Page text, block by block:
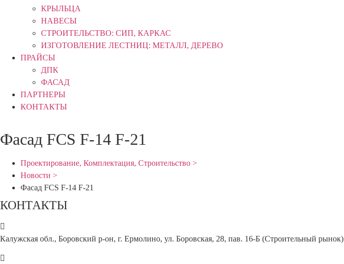
КРЫЛЬЦА
НАВЕСЫ
СТРОИТЕЛЬСТВО: СИП, КАРКАС
ИЗГОТОВЛЕНИЕ ЛЕСТНИЦ: МЕТАЛЛ, ДЕРЕВО
ПРАЙСЫ
ДПК
ФАСАД
ПАРТНЕРЫ
КОНТАКТЫ
Фасад FCS F-14 F-21
Проектирование, Комплектация, Строительство >
Новости >
Фасад FCS F-14 F-21
КОНТАКТЫ
Калужская обл., Боровский р-он, г. Ермолино, ул. Боровская, 28, пав. 16-Б (Строительный рынок)